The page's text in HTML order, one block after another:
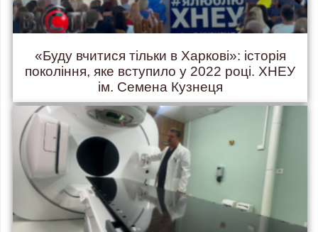
«Буду вчитися тільки в Харкові»: історія
покоління, яке вступило у 2022 році. ХНЕУ
ім. Семена Кузнеця